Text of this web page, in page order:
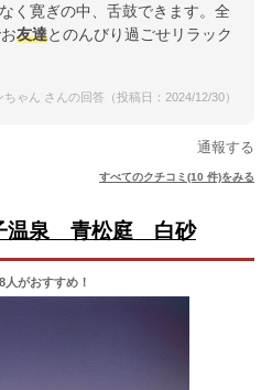
く寛ぎの中、舌鼓できます。全
友達とのんびり過ごせリラック
ちゃん さんの回答（投稿日：2024/12/30）
通報する
すべてのクチコミ(10 件)をみる
温泉 青松庭 白砂
人がおすすめ！